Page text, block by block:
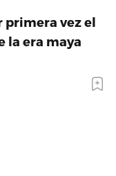
primera vez el
la era maya